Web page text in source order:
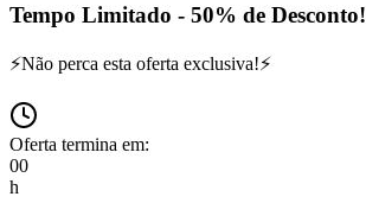
Tempo Limitado - 50% de Desconto!
⚡Não perca esta oferta exclusiva!⚡
Oferta termina em:
00
h